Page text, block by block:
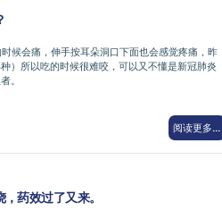
候会痛，伸手按耳朵洞口下面也会感觉疼痛，昨
）所以吃的时候很难咬，可以又不懂是新冠肺炎
。
阅读更多...
药效过了又来。